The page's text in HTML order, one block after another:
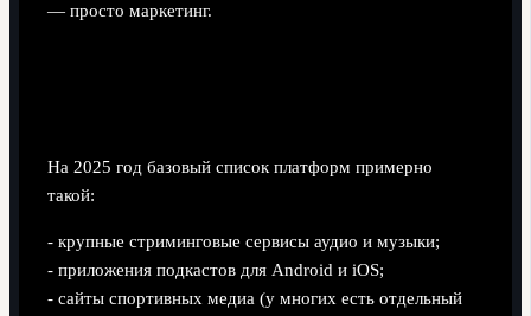
— просто маркетинг.
На 2025 год базовый список платформ примерно
такой:
- крупные стриминговые сервисы аудио и музыки;
- приложения подкастов для Android и iOS;
- сайты спортивных медиа (у многих есть отдельный